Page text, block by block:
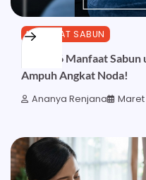
MANFAAT SABUN
Inilah 26 Manfaat
Ampuh Angkat Noda!
Ananya Renjana Maret